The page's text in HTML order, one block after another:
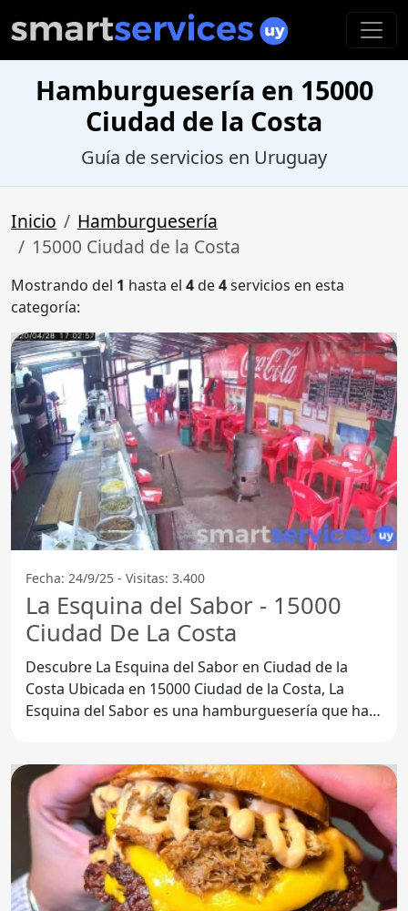
Hamburguesería en 15000
Ciudad de la Costa
Guía de servicios en Uruguay
Inicio
Hamburguesería
15000 Ciudad de la Costa
Mostrando del 1 hasta el 4de4servicios en esta
categoría:
Fecha: 24/9/25 - Visitas: 3.400
La Esquina del Sabor - 15000
Ciudad De La Costa
Descubre La Esquina del Sabor en Ciudad de la
Costa Ubicada en 15000 Ciudad de la Costa, La
Esquina del Sabor es una hamburguesería que ha